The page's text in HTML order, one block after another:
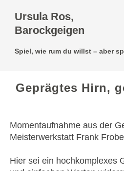
Ursula Ros,
Barockgeigen
Spiel, wie rum du willst – aber
Geprägtes Hirn,
Momentaufnahme aus der
Meisterwerkstatt Frank
Hier sei ein hochkomplexes